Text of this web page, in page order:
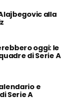
alla
oggi: le
di Serie A
e
Serie A